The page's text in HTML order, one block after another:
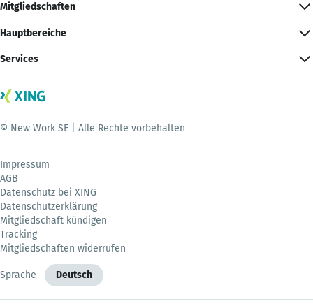
Mitgliedschaften
Hauptbereiche
Services
© New Work SE | Alle Rechte vorbehalten
Impressum
AGB
Datenschutz bei XING
Datenschutzerklärung
Mitgliedschaft kündigen
Tracking
Mitgliedschaften widerrufen
Sprache Deutsch